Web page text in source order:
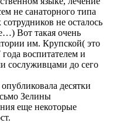
не санаторного типа
не осталось
Вот такая очень
им. Крупской( это
воспитателем и
сослуживцами до сего
десятки
Зелины
еще некоторые